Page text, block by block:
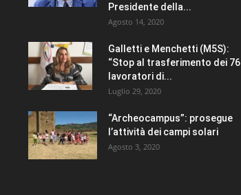
Presidente della...
Agosto 14, 2020
Galletti e Menchetti (M5S):
“Stop al trasferimento dei 76
lavoratori di...
Luglio 29, 2020
“Archeocampus”: prosegue
l’attività dei campi solari
Agosto 3, 2020